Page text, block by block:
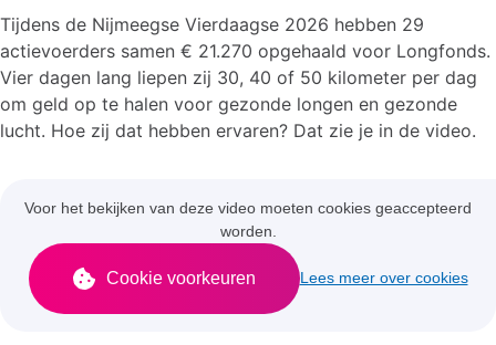
Tijdens de Nijmeegse Vierdaagse 2026 hebben 29
actievoerders samen € 21.270 opgehaald voor Longfonds.
Vier dagen lang liepen zij 30, 40 of 50 kilometer per dag
om geld op te halen voor gezonde longen en gezonde
lucht. Hoe zij dat hebben ervaren? Dat zie je in de video.
Voor het bekijken van deze video moeten cookies geaccepteerd
worden.
Cookie voorkeuren Lees meer over cookies